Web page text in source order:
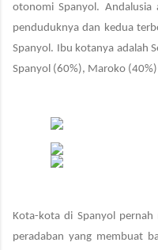
otonomi Spanyol.
penduduknya dan kedua
Spanyol. Ibu kotanya adalah
Spanyol (60%), Maroko
Kota-kota di Spanyol
peradaban yang membuat